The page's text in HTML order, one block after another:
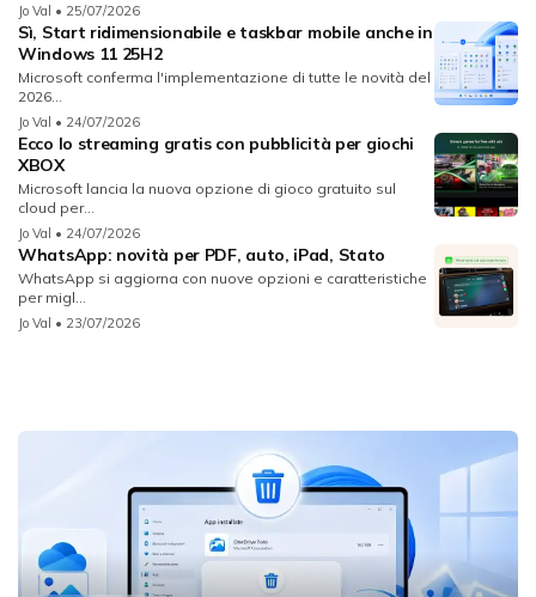
Jo Val • 25/07/2026
Sì, Start ridimensionabile e taskbar mobile anche in
Windows 11 25H2
Microsoft conferma l'implementazione di tutte le novità del
2026...
Jo Val • 24/07/2026
Ecco lo streaming gratis con pubblicità per giochi
XBOX
Microsoft lancia la nuova opzione di gioco gratuito sul
cloud per...
Jo Val • 24/07/2026
WhatsApp: novità per PDF, auto, iPad, Stato
WhatsApp si aggiorna con nuove opzioni e caratteristiche
per migl...
Jo Val • 23/07/2026